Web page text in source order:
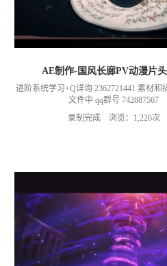
AE制作-国风长廊PV动漫片
进阶系统学习+Q详询 2362721441 素材和
文件中 qq群号 742887567
录制完成 浏览：1,226次